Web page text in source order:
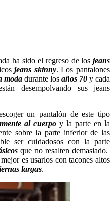
ha sido el regreso de los jeans
jeans skinny. Los pantalones
moda durante los años 70 y cada
desempolvando sus jeans
un pantalón de este tipo
al cuerpo y la parte en la
sobre la parte inferior de las
ser cuidadosos con la parte
que no resalten demasiado.
es usarlos con tacones altos
largas.